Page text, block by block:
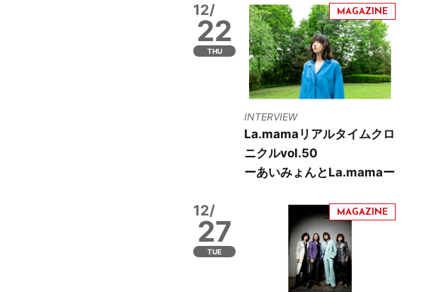
12/
22
THU
INTERVIEW
La.mamaリアルタイムクロ
ニクルvol.50
ーあいみょんとLa.mamaー
12/
27
TUE